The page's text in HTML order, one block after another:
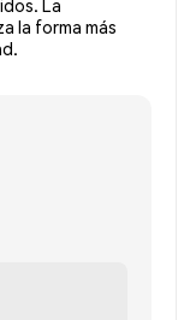
La
la forma más